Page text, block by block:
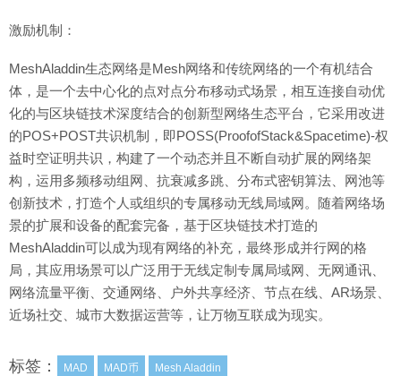
激励机制：
MeshAladdin生态网络是Mesh网络和传统网络的一个有机结合
体，是一个去中心化的点对点分布移动式场景，相互连接自动优
化的与区块链技术深度结合的创新型网络生态平台，它采用改进
的POS+POST共识机制，即POSS(ProofofStack&Spacetime)-权
益时空证明共识，构建了一个动态并且不断自动扩展的网络架
构，运用多频移动组网、抗衰减多跳、分布式密钥算法、网池等
创新技术，打造个人或组织的专属移动无线局域网。随着网络场
景的扩展和设备的配套完备，基于区块链技术打造的
MeshAladdin可以成为现有网络的补充，最终形成并行网的格
局，其应用场景可以广泛用于无线定制专属局域网、无网通讯、
网络流量平衡、交通网络、户外共享经济、节点在线、AR场景、
近场社交、城市大数据运营等，让万物互联成为现实。
标签： MAD MAD币 Mesh Aladdin